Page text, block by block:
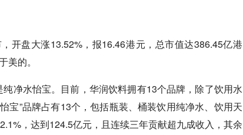
开盘大涨13.52%，报16.46港元，总市值达386.45亿港
的。
净水怡宝。目前，华润饮料拥有13个品牌，除了饮用水
宝”品牌占有13个，包括瓶装、桶装饮用纯净水、饮用天
，达到124.5亿元，且连续三年贡献超九成收入，其余